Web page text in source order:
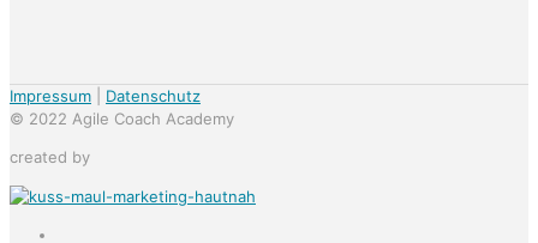
Impressum
Datenschutz
© 2022 Agile Coach Academy
created by